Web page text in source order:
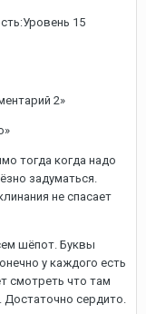
15
2»
тогда когда надо
задуматься.
не спасает
шёпот. Буквы
у каждого есть
смотреть что там
Достаточно сердито.